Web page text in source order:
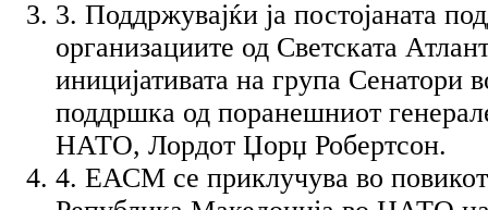
3. Поддржувајќи ја постојаната
организациите од Светската
иницијативата на група Сенатори
поддршка од поранешниот
НАТО, Лордот Џорџ Робертсон.
4. ЕАСМ се приклучува во